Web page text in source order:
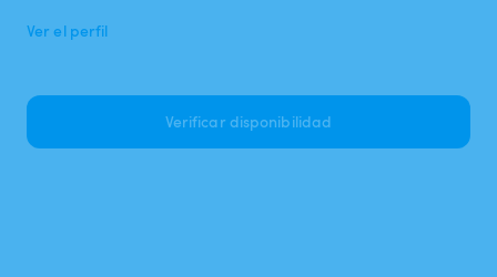
Ver el perfil
Verificar disponibilidad